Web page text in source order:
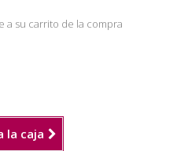
su carrito de la compra
la caja